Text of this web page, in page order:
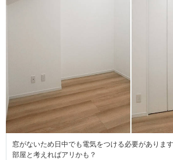
窓がないため日中でも電気をつける必要がありま
部屋と考えればアリかも？